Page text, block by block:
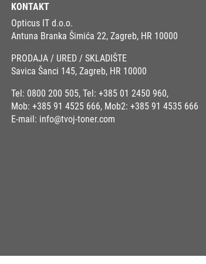
KONTAKT
Opticus IT d.o.o.
Antuna Branka Šimića 22, Zagreb, HR 10000
PRODAJA / URED / SKLADIŠTE
Savica Šanci 145, Zagreb, HR 10000
Tel: 0800 200 505, Tel: +385 01 2450 960,
Mob: +385 91 4525 666, Mob2: +385 91 4535 666
E-mail: info@tvoj-toner.com